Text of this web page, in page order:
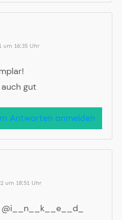
um 16:35 Uhr
gut
Antworten anmelden
um 18:51 Uhr
@i__n__k__e__d_